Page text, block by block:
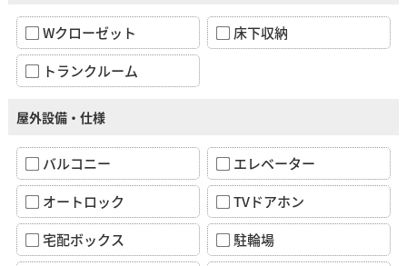
Wクローゼット
床下収納
トランクルーム
屋外設備・仕様
バルコニー
エレベーター
オートロック
TVドアホン
宅配ボックス
駐輪場